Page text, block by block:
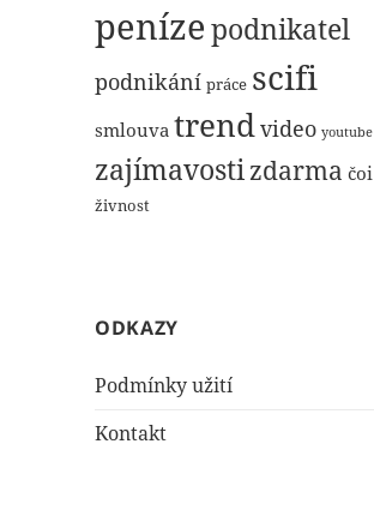
penízepodnikatel
podnikání práce scifi
smlouva trendvideo youtube
zajímavostizdarma čoi
živnost
ODKAZY
Podmínky užití
Kontakt